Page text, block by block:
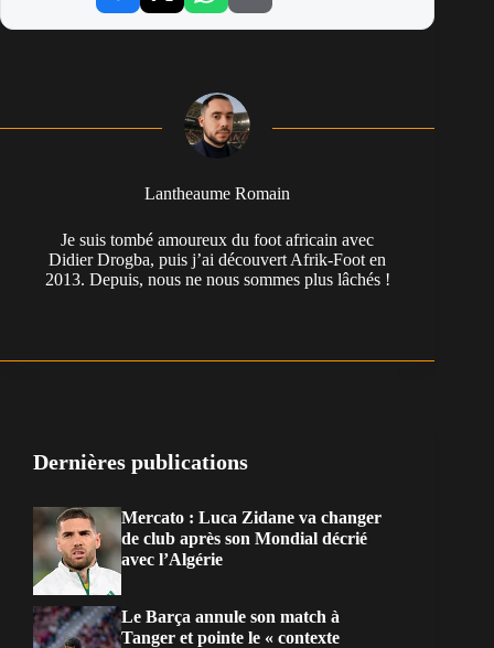
Lantheaume Romain
Je suis tombé amoureux du foot africain avec
Didier Drogba, puis j’ai découvert Afrik-Foot en
2013. Depuis, nous ne nous sommes plus lâchés !
Dernières publications
Mercato : Luca Zidane va changer
de club après son Mondial décrié
avec l’Algérie
Le Barça annule son match à
Tanger et pointe le « contexte